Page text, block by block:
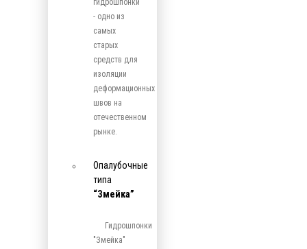
гидрошпонки
- одно из
самых
старых
средств для
изоляции
деформационных
швов на
отечественном
рынке.
Опалубочные
типа
“Змейка”
Гидрошпонки
"Змейка"